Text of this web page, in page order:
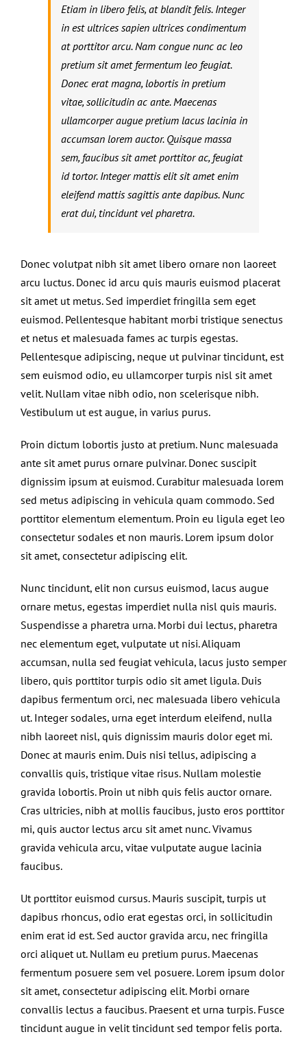
Etiam in libero felis, at blandit felis. Integer
in est ultrices sapien ultrices condimentum
at porttitor arcu. Nam congue nunc ac leo
pretium sit amet fermentum leo feugiat.
Donec erat magna, lobortis in pretium
vitae, sollicitudin ac ante. Maecenas
ullamcorper augue pretium lacus lacinia in
accumsan lorem auctor. Quisque massa
sem, faucibus sit amet porttitor ac, feugiat
id tortor. Integer mattis elit sit amet enim
eleifend mattis sagittis ante dapibus. Nunc
erat dui, tincidunt vel pharetra.
Donec volutpat nibh sit amet libero ornare non laoreet
arcu luctus. Donec id arcu quis mauris euismod placerat
sit amet ut metus. Sed imperdiet fringilla sem eget
euismod. Pellentesque habitant morbi tristique senectus
et netus et malesuada fames ac turpis egestas.
Pellentesque adipiscing, neque ut pulvinar tincidunt, est
sem euismod odio, eu ullamcorper turpis nisl sit amet
velit. Nullam vitae nibh odio, non scelerisque nibh.
Vestibulum ut est augue, in varius purus.
Proin dictum lobortis justo at pretium. Nunc malesuada
ante sit amet purus ornare pulvinar. Donec suscipit
dignissim ipsum at euismod. Curabitur malesuada lorem
sed metus adipiscing in vehicula quam commodo. Sed
porttitor elementum elementum. Proin eu ligula eget leo
consectetur sodales et non mauris. Lorem ipsum dolor
sit amet, consectetur adipiscing elit.
Nunc tincidunt, elit non cursus euismod, lacus augue
ornare metus, egestas imperdiet nulla nisl quis mauris.
Suspendisse a pharetra urna. Morbi dui lectus, pharetra
nec elementum eget, vulputate ut nisi. Aliquam
accumsan, nulla sed feugiat vehicula, lacus justo semper
libero, quis porttitor turpis odio sit amet ligula. Duis
dapibus fermentum orci, nec malesuada libero vehicula
ut. Integer sodales, urna eget interdum eleifend, nulla
nibh laoreet nisl, quis dignissim mauris dolor eget mi.
Donec at mauris enim. Duis nisi tellus, adipiscing a
convallis quis, tristique vitae risus. Nullam molestie
gravida lobortis. Proin ut nibh quis felis auctor ornare.
Cras ultricies, nibh at mollis faucibus, justo eros porttitor
mi, quis auctor lectus arcu sit amet nunc. Vivamus
gravida vehicula arcu, vitae vulputate augue lacinia
faucibus.
Ut porttitor euismod cursus. Mauris suscipit, turpis ut
dapibus rhoncus, odio erat egestas orci, in sollicitudin
enim erat id est. Sed auctor gravida arcu, nec fringilla
orci aliquet ut. Nullam eu pretium purus. Maecenas
fermentum posuere sem vel posuere. Lorem ipsum dolor
sit amet, consectetur adipiscing elit. Morbi ornare
convallis lectus a faucibus. Praesent et urna turpis. Fusce
tincidunt augue in velit tincidunt sed tempor felis porta.